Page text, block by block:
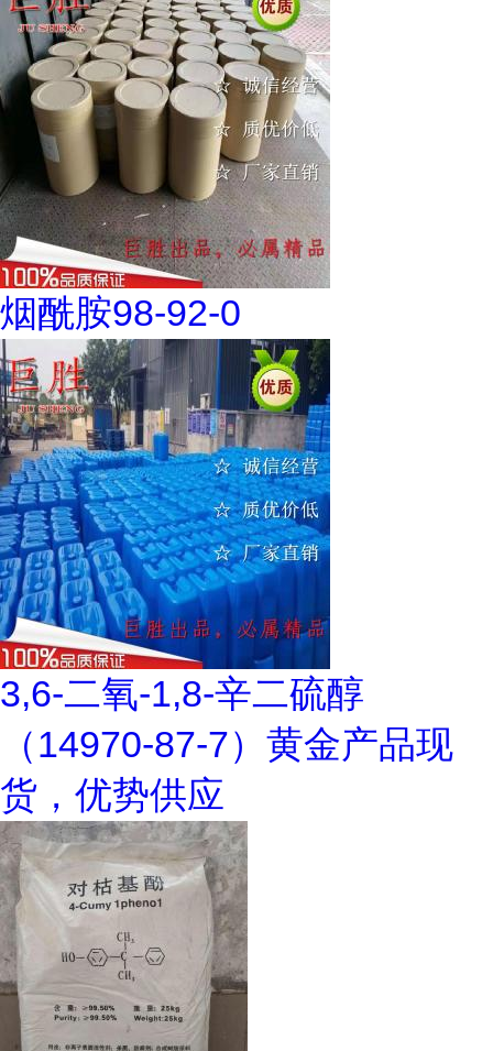
烟酰胺98-92-0
3,6-二氧-1,8-辛二硫醇
（14970-87-7）黄金产品现
货，优势供应